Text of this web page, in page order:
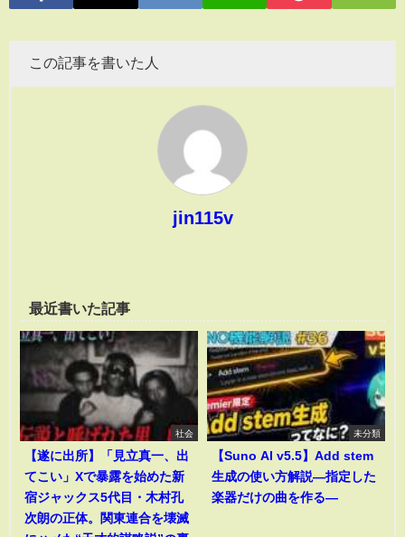
この記事を書いた人
jin115v
最近書いた記事
社会
【遂に出所】「見立真一、出
てこい」Xで暴露を始めた新
宿ジャックス5代目・木村孔
次朗の正体。関東連合を壊滅
未分類
【Suno AI v5.5】Add stem
生成の使い方解説―指定した
楽器だけの曲を作る―